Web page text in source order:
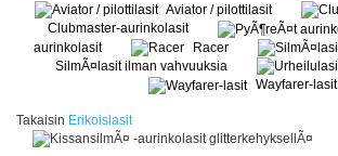
Aviator / pilottilasit
Clubmaster-aurinkolasit
aurinkolasit
Racer
SilmÃ¤lasit ilman vahvuuksia
Wayfarer-lasit
Takaisin Erikoislasit